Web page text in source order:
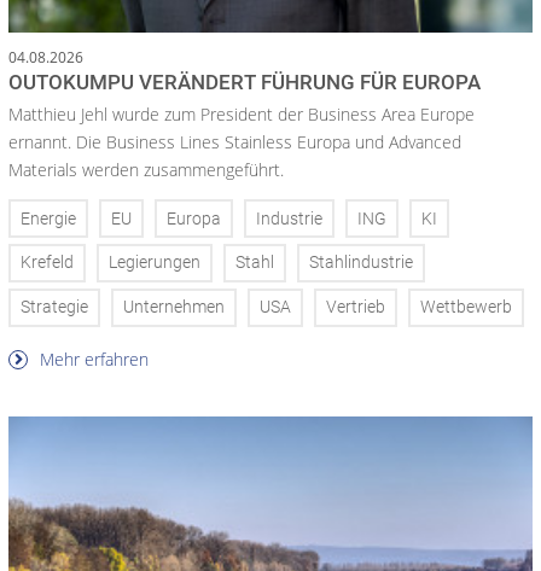
04.08.2026
OUTOKUMPU VERÄNDERT FÜHRUNG FÜR EUROPA
Matthieu Jehl wurde zum President der Business Area Europe
ernannt. Die Business Lines Stainless Europa und Advanced
Materials werden zusammengeführt.
Energie EU Europa Industrie ING KI
Krefeld Legierungen Stahl Stahlindustrie
Strategie Unternehmen USA Vertrieb Wettbewerb
Mehr erfahren